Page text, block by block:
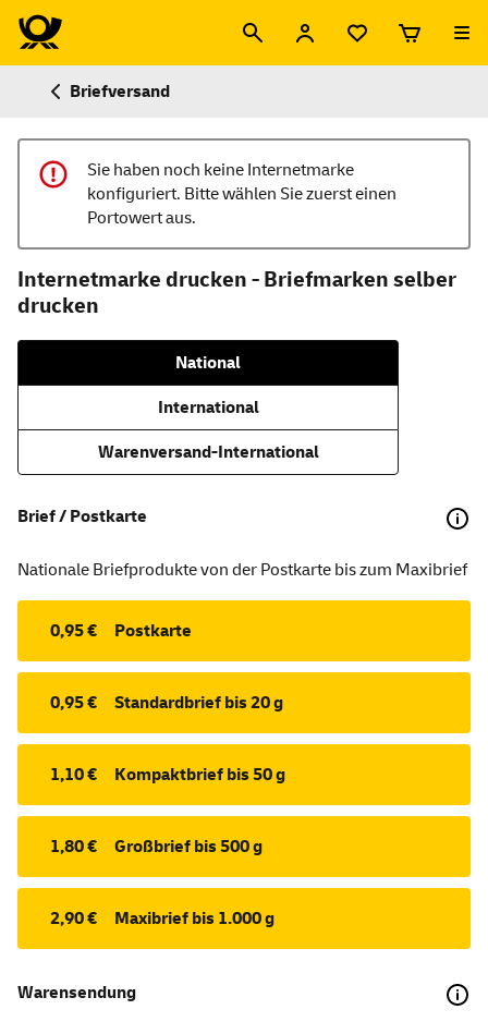
Briefversand
Sie haben noch keine Internetmarke
konfiguriert. Bitte wählen Sie zuerst einen
Portowert aus.
Internetmarke drucken - Briefmarken selber
drucken
National
International
Warenversand-International
Brief / Postkarte
Nationale Briefprodukte von der Postkarte bis zum Maxibrief
0,95 € Postkarte
0,95 € Standardbrief bis 20 g
1,10 € Kompaktbrief bis 50 g
1,80 € Großbrief bis 500 g
2,90 € Maxibrief bis 1.000 g
Warensendung